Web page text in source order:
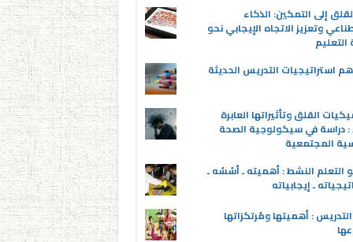
إلى التمكين: الذكاء
وتعزيز الاتجاه الإيجابي نحو
استراتيجيات التدريس الحديثة
القلق وتأثيراتها العابرة
: دراسة في سيكولوجية الصحة
المجتمعية
التعلم النشط : أهميته ـ أسُسُه ـ
ـ إيجابياته
: أهميتها ومُرتكزاتها